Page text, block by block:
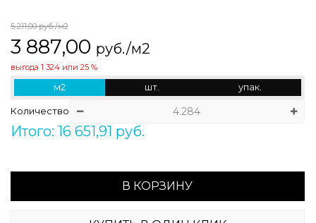
5 211,00руб./м2
3 887,00 руб./м2
выгода 1 324или 25 %
м2 шт. упак.
Количество
Итого: 16 651,91 руб.
В КОРЗИНУ